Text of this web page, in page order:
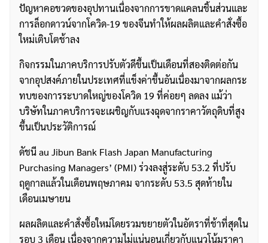
ปัญหาคอขวดของอุปทานเนื่องจากการขาดแคลนชิ้นส่วนและ
การล็อกดาวน์จากโควิด-19 ของจีนทำให้ผลผลิตและคำสั่งซื้อ
ใหม่เติบโตช้าลง
กิจกรรมในภาคบริการปรับตัวดีขึ้นเป็นเดือนที่สองติดต่อกัน
จากอุปสงค์ภายในประเทศที่แข็งค่าขึ้นอันเนื่องมาจากผลกระ
ทบของการระบาดใหญ่ของโควิด 19 ที่ค่อยๆ ลดลง แม้ว่า
บริษัทในภาคบริการจะเผชิญกับแรงฉุดจากราคาวัตถุดิบที่สูง
ขึ้นเป็นประวัติการณ์
ดัชนี au Jibun Bank Flash Japan Manufacturing
Purchasing Managers’ (PMI) ร่วงลงสู่ระดับ 53.2 ที่ปรับ
ฤดูกาลแล้วในเดือนพฤษภาคม จากระดับ 53.5 สุดท้ายใน
เดือนเมษายน
ผลผลิตและคำสั่งซื้อใหม่โดยรวมขยายตัวในอัตราที่ช้าที่สุดใน
รอบ 3 เดือน เนื่องจากความไม่แน่นอนเกี่ยวกับแนวโน้มราคา